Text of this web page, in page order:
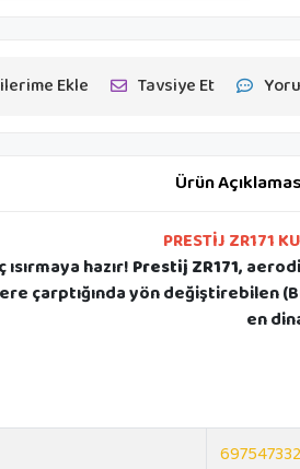
Ekle Tavsiye Et
Ürün
PRESTİJ ZR171
hazır! Prestij ZR171,
çarptığında yön değiştirebilen
en